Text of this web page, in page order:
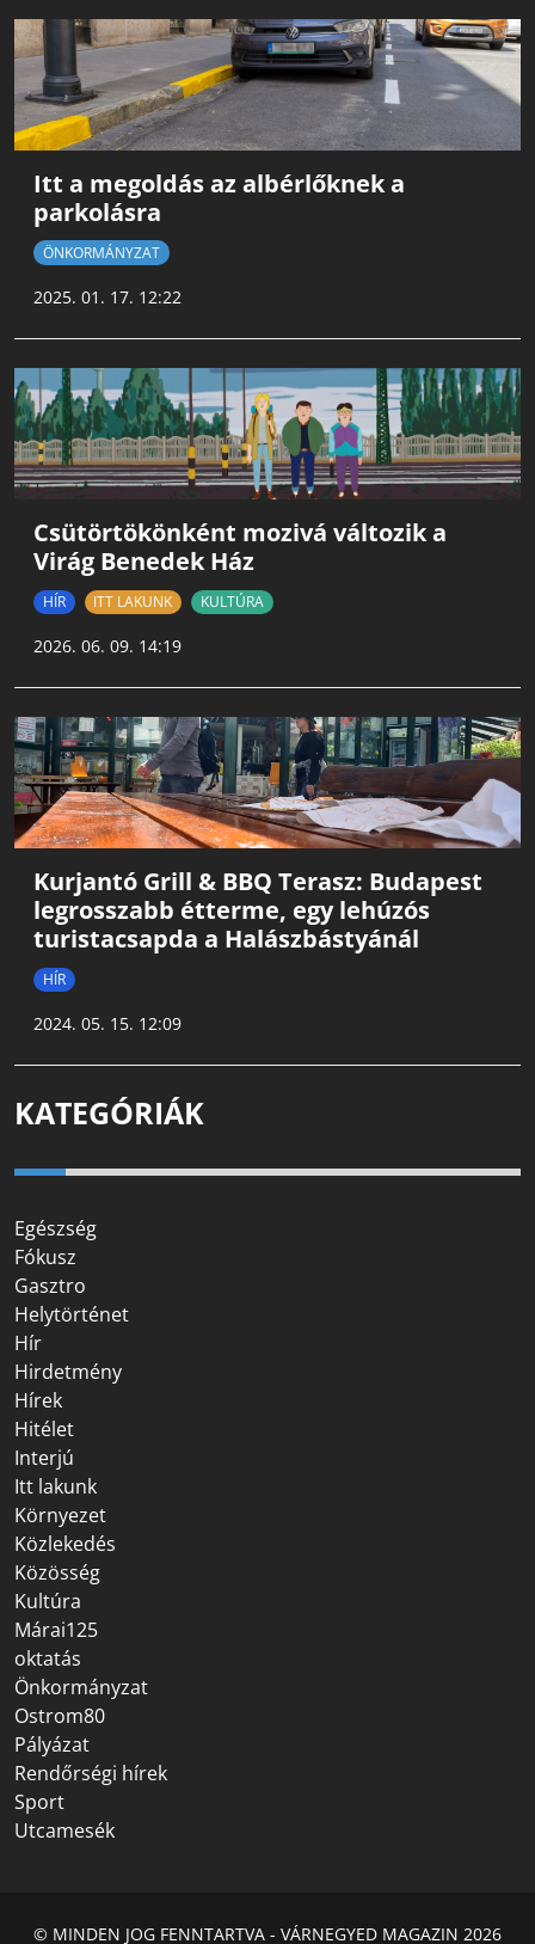
Itt a megoldás az albérlőknek a
parkolásra
ÖNKORMÁNYZAT
2025. 01. 17. 12:22
Csütörtökönként mozivá változik a
Virág Benedek Ház
HÍR ITT LAKUNK KULTÚRA
2026. 06. 09. 14:19
Kurjantó Grill & BBQ Terasz: Budapest
legrosszabb étterme, egy lehúzós
turistacsapda a Halászbástyánál
HÍR
2024. 05. 15. 12:09
KATEGÓRIÁK
Egészség
Fókusz
Gasztro
Helytörténet
Hír
Hirdetmény
Hírek
Hitélet
Interjú
Itt lakunk
Környezet
Közlekedés
Közösség
Kultúra
Márai125
oktatás
Önkormányzat
Ostrom80
Pályázat
Rendőrségi hírek
Sport
Utcamesék
© MINDEN JOG FENNTARTVA - VÁRNEGYED MAGAZIN 2026